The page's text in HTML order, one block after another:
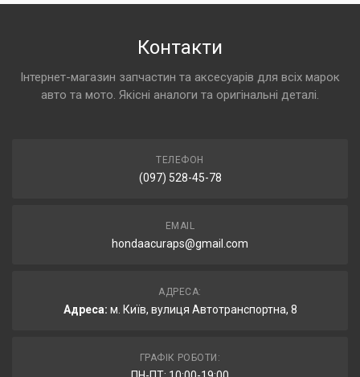
Контакти
Інтернет-магазин запчастин та аксесуарів для всіх марок
авто та мото. Якісні аналоги та оригінальні деталі.
ТЕЛЕФОН
(097) 528-45-78
EMAIL
hondaacuraps@gmail.com
АДРЕСА:
Адреса: м. Київ, вулиця Автотранспортна, 8
ГРАФІК РОБОТИ: